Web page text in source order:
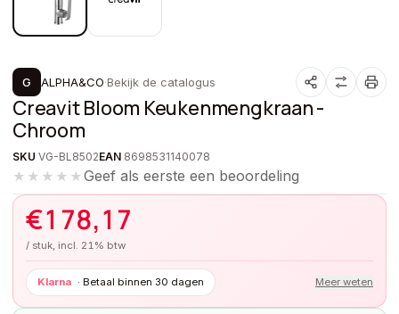
G ALPHA&CO·Bekijk de catalogus
Creavit Bloom Keukenmengkraan -
Chroom
SKU VG-BL8502EAN 8698531140078
★★★★★Geef als eerste een beoordeling
€178,17
/ stuk, incl. 21% btw
Klarna · Betaal binnen 30 dagen Meer weten